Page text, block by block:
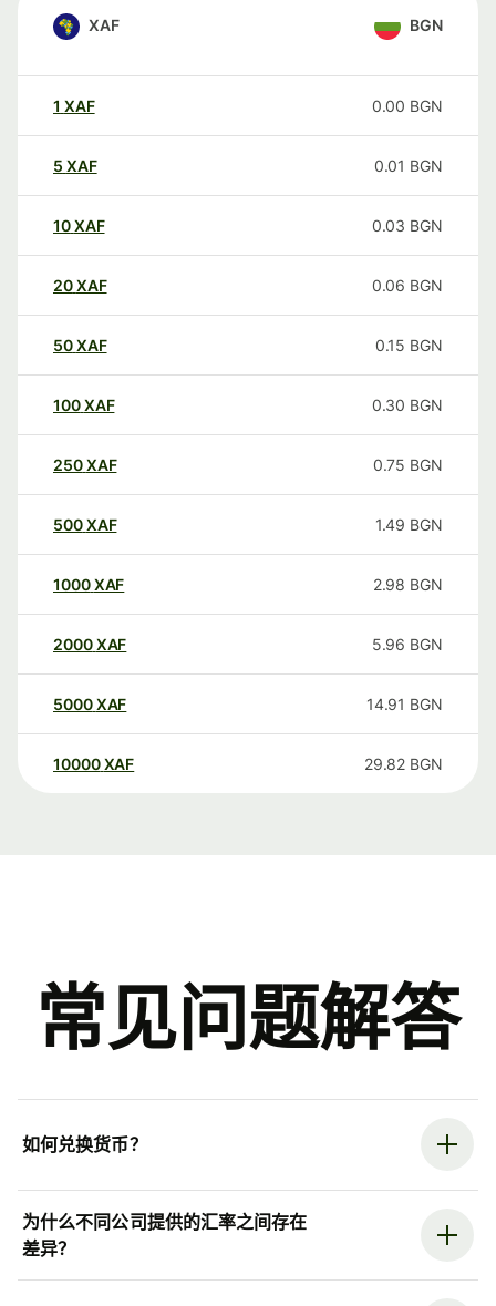
XAF BGN
1 XAF 0.00 BGN
5 XAF 0.01 BGN
10XAF 0.03 BGN
20XAF 0.06 BGN
50XAF 0.15 BGN
100XAF 0.30 BGN
250XAF 0.75 BGN
500XAF 1.49 BGN
1000XAF 2.98 BGN
2000XAF 5.96 BGN
5000XAF 14.91 BGN
10000 XAF 29.82 BGN
常见问题解答
如何兑换货币？
为什么不同公司提供的汇率之间存在
差异？